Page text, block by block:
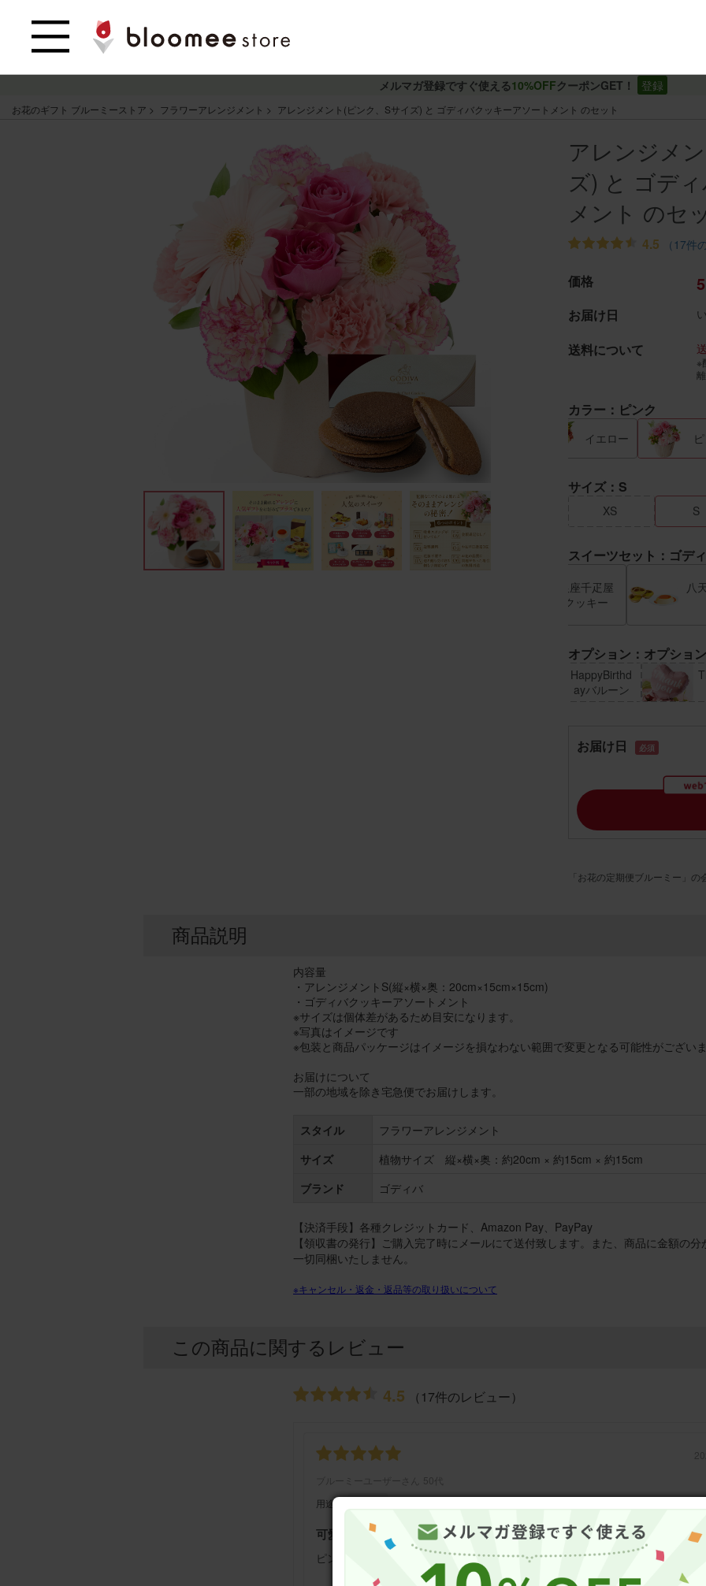
メルマガ登録ですぐ使える10%OFFクーポンGET！ 登録
お花のギフト ブルーミーストア フラワーアレンジメント アレンジメント(ピンク、Sサイズ) と ゴディバクッキーアソートメント のセット
アレンジメ
ズ) と ゴデ
メント のセ
4.5 （17件
価格
お届け日
送料について
※
カラー：ピンク
イエロー
サイズ：S
XS S
スイーツセット：ゴデ
銀座千疋屋
クッキー
八
オプション：オプショ
HappyBirthd
ayバルーン
お届け日 必須
「お花の定期便ブルーミー」の
商品説明
内容量
・アレンジメントS(縦×横×奥：20cm×15cm×15cm)
・ゴディバクッキーアソートメント
※サイズは個体差があるため目安になります。
※写真はイメージです
※包装と商品パッケージはイメージを損なわない範囲で変更となる可能性がございま
お届けについて
一部の地域を除き宅急便でお届けします。
スタイル
フラワーアレンジメント
サイズ
植物サイズ 縦×横×奥：約20cm × 約15cm × 約15cm
ブランド
ゴディバ
【決済手段】各種クレジットカード、Amazon Pay、PayPay
【領収書の発行】ご購入完了時にメールにて送付致します。また、商品に金額の分
一切同梱いたしません。
※キャンセル・返金・返品等の取り扱いについて
この商品に関するレビュー
4.5 （17件のレビュー）
ブルーミーユーザーさん
50代
用途：
可愛い可憐な花たち
ピンクの色合いが可愛いくて可憐な雰囲気。 ピンクのバラがチャームポイント